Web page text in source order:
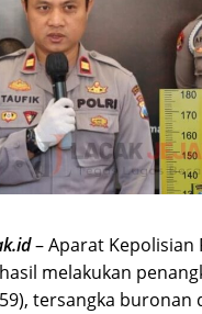
– Aparat Kepolisian
melakukan
tersangka buronan